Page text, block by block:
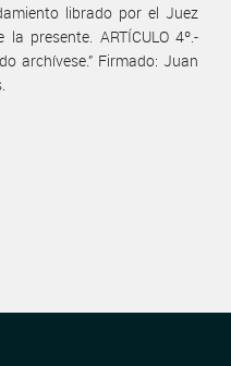
librado por el Juez
presente. ARTÍCULO 4º.-
archívese.” Firmado: Juan